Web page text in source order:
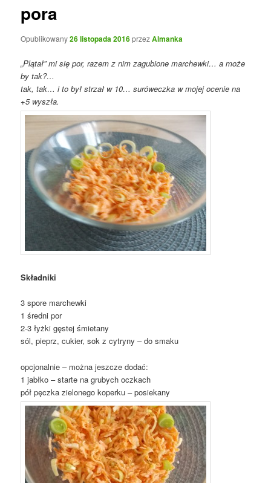
pora
Opublikowany26 listopada 2016przezAlmanka
„Plątał” mi się por, razem z nim zagubione marchewki… a może
by tak?…
tak, tak… i to był strzał w 10… suróweczka w mojej ocenie na
+5 wyszła.
Składniki
3 spore marchewki
1 średni por
2-3 łyżki gęstej śmietany
sól, pieprz, cukier, sok z cytryny – do smaku
opcjonalnie – można jeszcze dodać:
1 jabłko – starte na grubych oczkach
pół pęczka zielonego koperku – posiekany